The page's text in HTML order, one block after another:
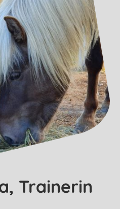
Trainerin